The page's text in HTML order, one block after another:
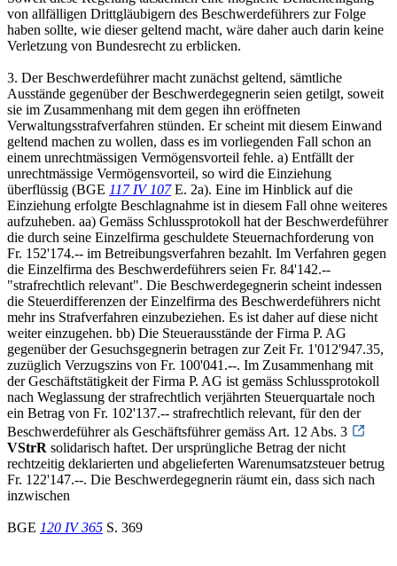
von allfälligen Drittgläubigern des Beschwerdeführers zur Folge
haben sollte, wie dieser geltend macht, wäre daher auch darin keine
Verletzung von Bundesrecht zu erblicken.
3. Der Beschwerdeführer macht zunächst geltend, sämtliche
Ausstände gegenüber der Beschwerdegegnerin seien getilgt, soweit
sie im Zusammenhang mit dem gegen ihn eröffneten
Verwaltungsstrafverfahren stünden. Er scheint mit diesem Einwand
geltend machen zu wollen, dass es im vorliegenden Fall schon an
einem unrechtmässigen Vermögensvorteil fehle. a) Entfällt der
unrechtmässige Vermögensvorteil, so wird die Einziehung
überflüssig (BGE 117 IV 107E. 2a). Eine im Hinblick auf die
Einziehung erfolgte Beschlagnahme ist in diesem Fall ohne weiteres
aufzuheben. aa) Gemäss Schlussprotokoll hat der Beschwerdeführer
die durch seine Einzelfirma geschuldete Steuernachforderung von
Fr. 152'174.-- im Betreibungsverfahren bezahlt. Im Verfahren gegen
die Einzelfirma des Beschwerdeführers seien Fr. 84'142.--
"strafrechtlich relevant". Die Beschwerdegegnerin scheint indessen
die Steuerdifferenzen der Einzelfirma des Beschwerdeführers nicht
mehr ins Strafverfahren einzubeziehen. Es ist daher auf diese nicht
weiter einzugehen. bb) Die Steuerausstände der Firma P. AG
gegenüber der Gesuchsgegnerin betragen zur Zeit Fr. 1'012'947.35,
zuzüglich Verzugszins von Fr. 100'041.--. Im Zusammenhang mit
der Geschäftstätigkeit der Firma P. AG ist gemäss Schlussprotokoll
nach Weglassung der strafrechtlich verjährten Steuerquartale noch
ein Betrag von Fr. 102'137.-- strafrechtlich relevant, für den der
Beschwerdeführer als Geschäftsführer gemäss Art. 12 Abs. 3
VStrR solidarisch haftet. Der ursprüngliche Betrag der nicht
rechtzeitig deklarierten und abgelieferten Warenumsatzsteuer betrug
Fr. 122'147.--. Die Beschwerdegegnerin räumt ein, dass sich nach
inzwischen
BGE 120 IV 365 S. 369